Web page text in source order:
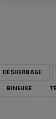
DÉSHERBAGE
BINEUSE